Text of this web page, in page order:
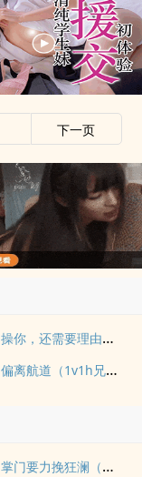
下一页
操你，还需要理由吗？(校园H)
偏离航道（1v1h兄妹骨科bg）
掌门要力挽狂澜（重生NPH)